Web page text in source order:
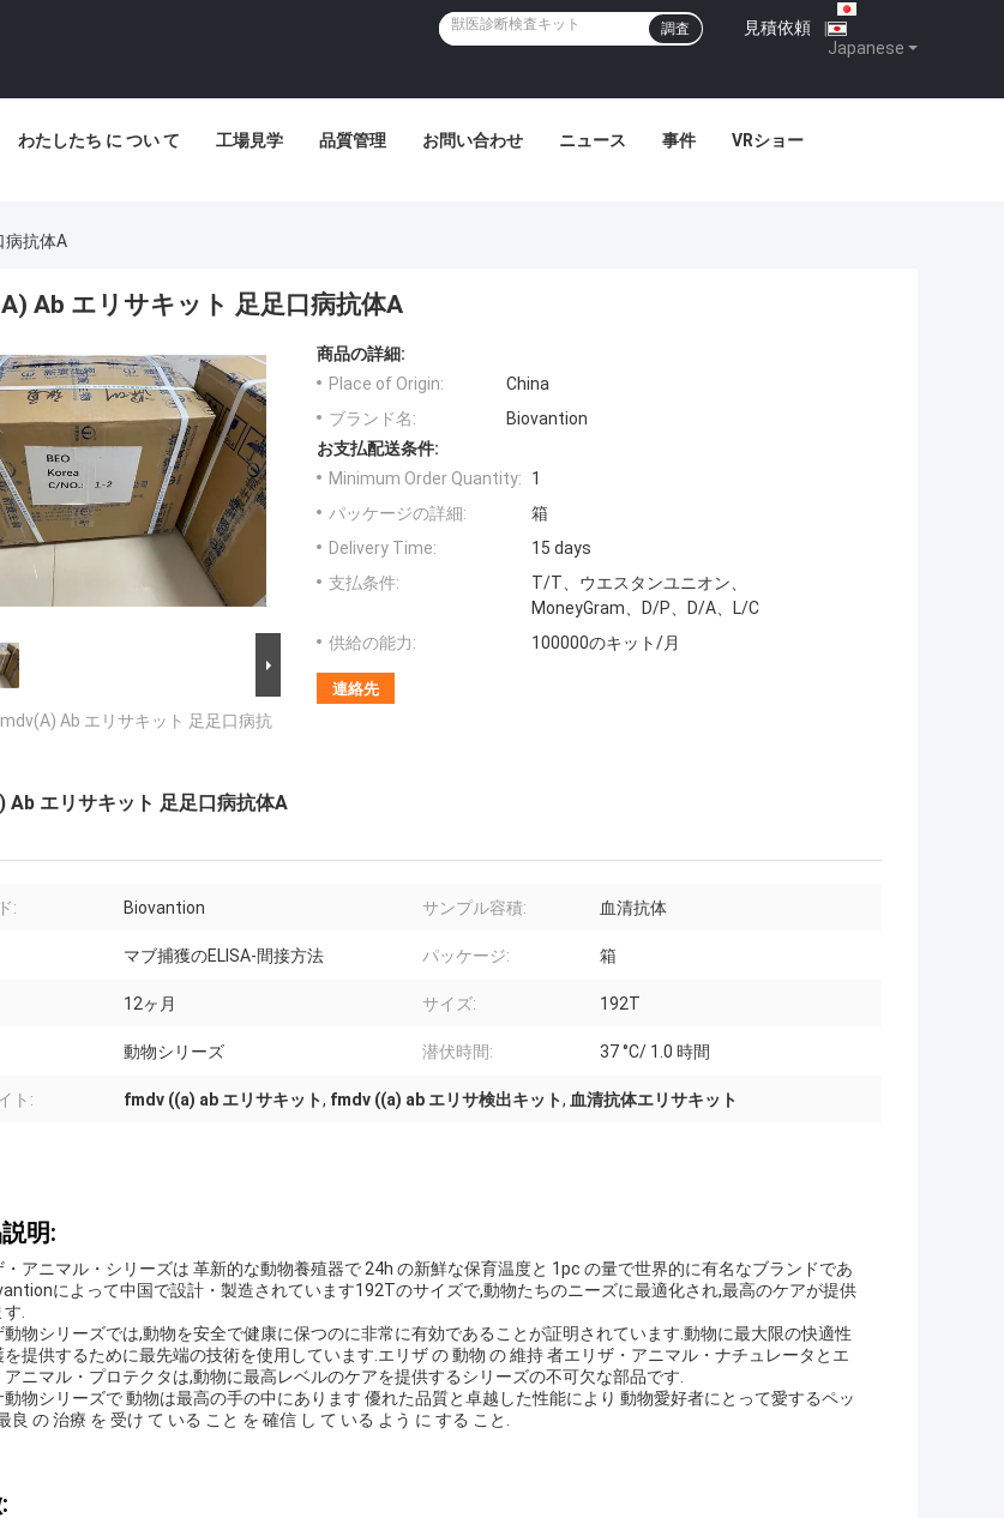
Japanese
見積依頼 |
調査
わたしたち に つい て 工場見学 品質管理 お問い合わせ ニュース 事件 VRショー
病抗体A
Ab エリサキット 足足口病抗体A
Ab エリサキット 足足口病抗
商品の詳細:
Place of Origin:
China
ブランド名:
Biovantion
お支払配送条件:
Minimum Order Quantity:
1
パッケージの詳細:
箱
Delivery Time:
15 days
支払条件:
T/T、ウエスタンユニオン、
MoneyGram、D/P、D/A、L/C
供給の能力:
100000のキット/月
連絡先
Ab エリサキット 足足口病抗体A
: Biovantion サンプル容積: 血清抗体
マブ捕獲のELISA-間接方法 パッケージ: 箱
12ヶ月 サイズ: 192T
動物シリーズ 潜伏時間: 37 °C/ 1.0 時間
ト: fmdv ((a) ab エリサキット, fmdv ((a) ab エリサ検出キット, 血清抗体エリサキット
明:
・アニマル・シリーズは 革新的な動物養殖器で 24h の新鮮な保育温度と 1pc の量で世界的に有名なブランドであ
によって中国で設計・製造されています192Tのサイズで,動物たちのニーズに最適化され,最高のケアが提供
す.
動物シリーズでは,動物を安全で健康に保つのに非常に有効であることが証明されています.動物に最大限の快適性
を提供するために最先端の技術を使用しています.エリザ の 動物 の 維持 者エリザ・アニマル・ナチュレータとエ
アニマル・プロテクタは,動物に最高レベルのケアを提供するシリーズの不可欠な部品です.
動物シリーズで 動物は最高の手の中にあります 優れた品質と卓越した性能により 動物愛好者にとって愛するペッ
良 の 治療 を 受け て いる こと を 確信 し て いる よう に する こと.